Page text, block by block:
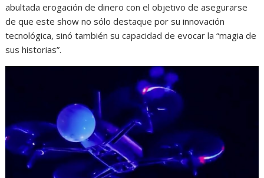
abultada erogación de dinero con el objetivo de asegurarse
de que este show no sólo destaque por su innovación
tecnológica, sinó también su capacidad de evocar la “magia de
sus historias”.